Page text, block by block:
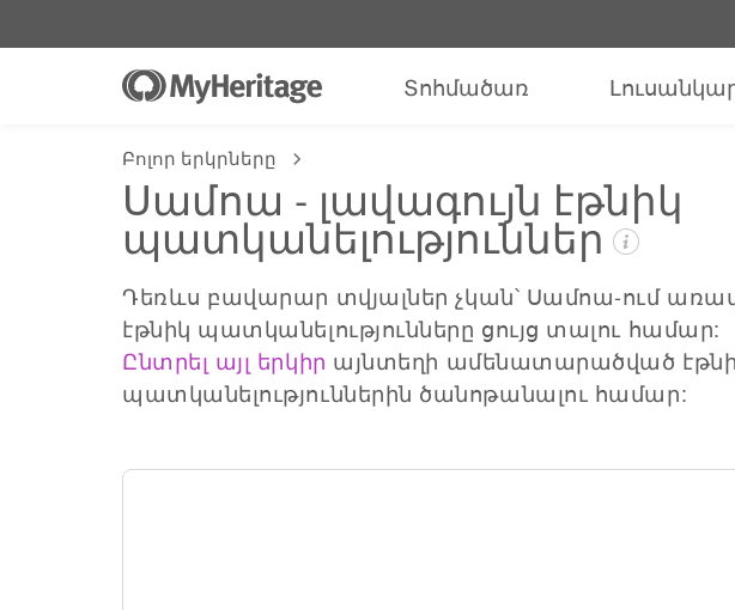
Տոհմածառ
Բոլոր երկրները
Սամոա - լավագույն էթնիկ
պատկանելություններ
Դեռևս բավարար տվյալներ չկան՝ Սամոա-ում
էթնիկ պատկանելությունները ցույց տալու համար:
Ընտրել այլ երկիր այնտեղի ամենատարածված
պատկանելություններին ծանոթանալու համար: